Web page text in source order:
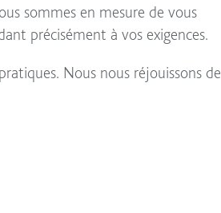
sommes en mesure de vous
précisément à vos exigences.
Nous nous réjouissons de